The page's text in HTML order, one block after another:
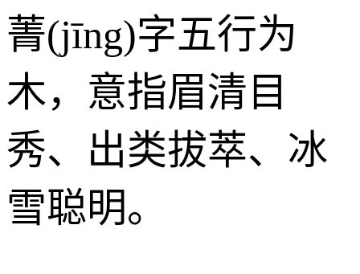
菁(jīng)字五行为
木，意指眉清目
秀、出类拔萃、冰
雪聪明。